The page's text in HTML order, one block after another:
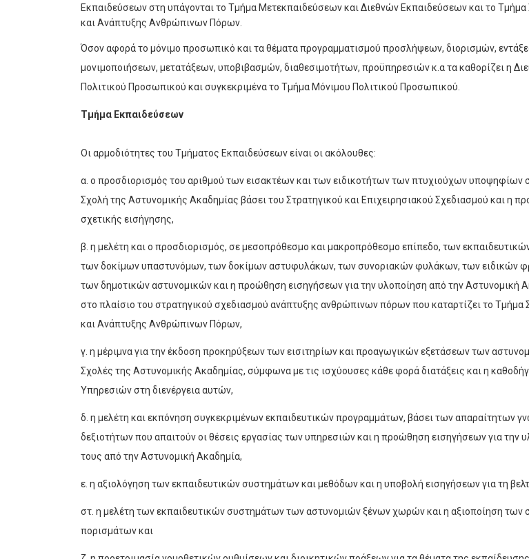
Εκπαιδεύσεων στη υπάγονται το Τμήμα Μετεκπαιδεύσεων και Διεθνών Εκπαιδεύσεων και το Τμήμα
και Ανάπτυξης Ανθρώπινων Πόρων.
Όσον αφορά το μόνιμο προσωπικό και τα θέματα προγραμματισμού προσλήψεων, διορισμών,
μονιμοποιήσεων, μετατάξεων, υποβιβασμών, διαθεσιμοτήτων, προϋπηρεσιών κ.α τα καθορίζει η
Πολιτικού Προσωπικού και συγκεκριμένα το Τμήμα Μόνιμου Πολιτικού Προσωπικού.
Τμήμα Εκπαιδεύσεων
Οι αρμοδιότητες του Τμήματος Εκπαιδεύσεων είναι οι ακόλουθες:
α. ο προσδιορισμός του αριθμού των εισακτέων και των ειδικοτήτων των πτυχιούχων υποψηφίων
Σχολή της Αστυνομικής Ακαδημίας βάσει του Στρατηγικού και Επιχειρησιακού Σχεδιασμού και η
σχετικής εισήγησης,
β. η μελέτη και ο προσδιορισμός, σε μεσοπρόθεσμο και μακροπρόθεσμο επίπεδο, των
των δοκίμων υπαστυνόμων, των δοκίμων αστυφυλάκων, των συνοριακών φυλάκων, των ειδικών
των δημοτικών αστυνομικών και η προώθηση εισηγήσεων για την υλοποίηση από την Αστυνομική
στο πλαίσιο του στρατηγικού σχεδιασμού ανάπτυξης ανθρώπινων πόρων που καταρτίζει το Τμήμα
και Ανάπτυξης Ανθρώπινων Πόρων,
γ. η μέριμνα για την έκδοση προκηρύξεων των εισιτηρίων και προαγωγικών εξετάσεων των
Σχολές της Αστυνομικής Ακαδημίας, σύμφωνα με τις ισχύουσες κάθε φορά διατάξεις και η
Υπηρεσιών στη διενέργεια αυτών,
δ. η μελέτη και εκπόνηση συγκεκριμένων εκπαιδευτικών προγραμμάτων, βάσει των απαραίτητων
δεξιοτήτων που απαιτούν οι θέσεις εργασίας των υπηρεσιών και η προώθηση εισηγήσεων για την
τους από την Αστυνομική Ακαδημία,
ε. η αξιολόγηση των εκπαιδευτικών συστημάτων και μεθόδων και η υποβολή εισηγήσεων για τη
στ. η μελέτη των εκπαιδευτικών συστημάτων των αστυνομιών ξένων χωρών και η αξιοποίηση των
πορισμάτων και